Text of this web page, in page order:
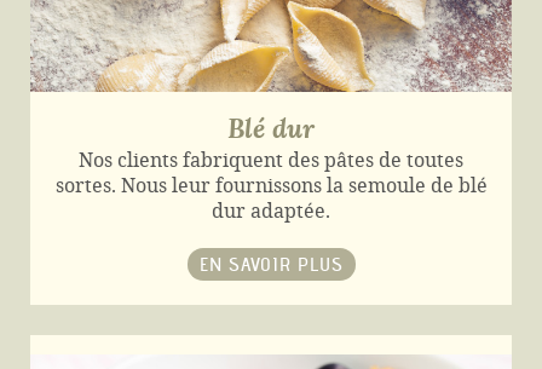
Blé dur
Nos clients fabriquent des pâtes de toutes
sortes. Nous leur fournissons la semoule de blé
dur adaptée.
EN SAVOIR PLUS